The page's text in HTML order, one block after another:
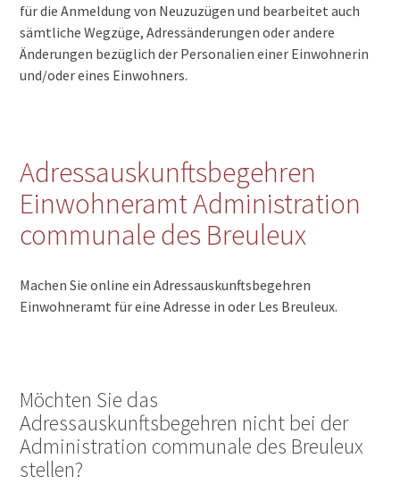
für die Anmeldung von Neuzuzügen und bearbeitet auch
sämtliche Wegzüge, Adressänderungen oder andere
Änderungen bezüglich der Personalien einer Einwohnerin
und/oder eines Einwohners.
Adressauskunftsbegehren
Einwohneramt Administration
communale des Breuleux
Machen Sie online ein Adressauskunftsbegehren
Einwohneramt für eine Adresse in oder Les Breuleux.
Möchten Sie das
Adressauskunftsbegehren nicht bei der
Administration communale des Breuleux
stellen?